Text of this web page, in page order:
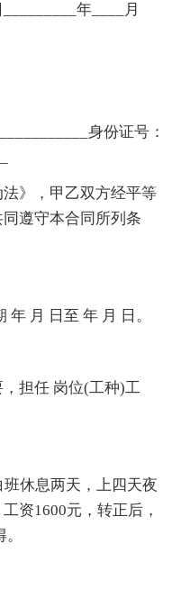
年____月
身份证号：
》，甲乙双方经平等
遵守本合同所列条
月 日至 年 月 日。
担任 岗位(工种)工
休息两天，上四天夜
资1600元，转正后，